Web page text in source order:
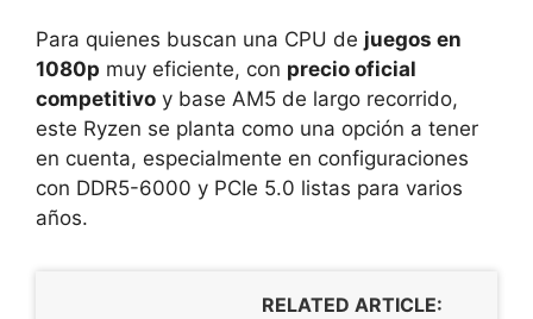
Para quienes buscan una CPU de juegos en
1080p muy eficiente, con precio oficial
competitivo y base AM5 de largo recorrido,
este Ryzen se planta como una opción a tener
en cuenta, especialmente en configuraciones
con DDR5-6000 y PCIe 5.0 listas para varios
años.
RELATED ARTICLE: